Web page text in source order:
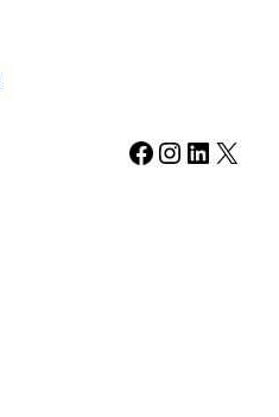
Facebook Instagram LinkedIn X